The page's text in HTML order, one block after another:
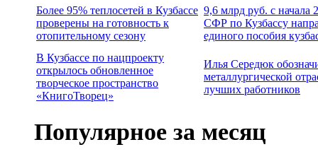
Более 95% теплосетей в Кузбассе
проверены на готовность к
отопительному сезону
9,6 млрд руб. с начала
СФР по Кузбассу
единого пособия
В Кузбассе по нацпроекту
открылось обновленное
творческое пространство
«КнигоТворец»
Илья Середюк
металлургической
лучших работников
Популярное за месяц